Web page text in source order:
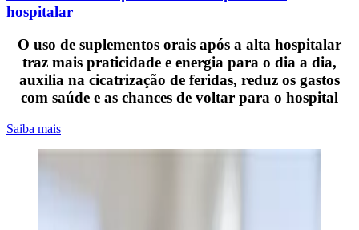
hospitalar
O uso de suplementos orais após a alta hospitalar
traz mais praticidade e energia para o dia a dia,
auxilia na cicatrização de feridas, reduz os gastos
com saúde e as chances de voltar para o hospital
Saiba mais